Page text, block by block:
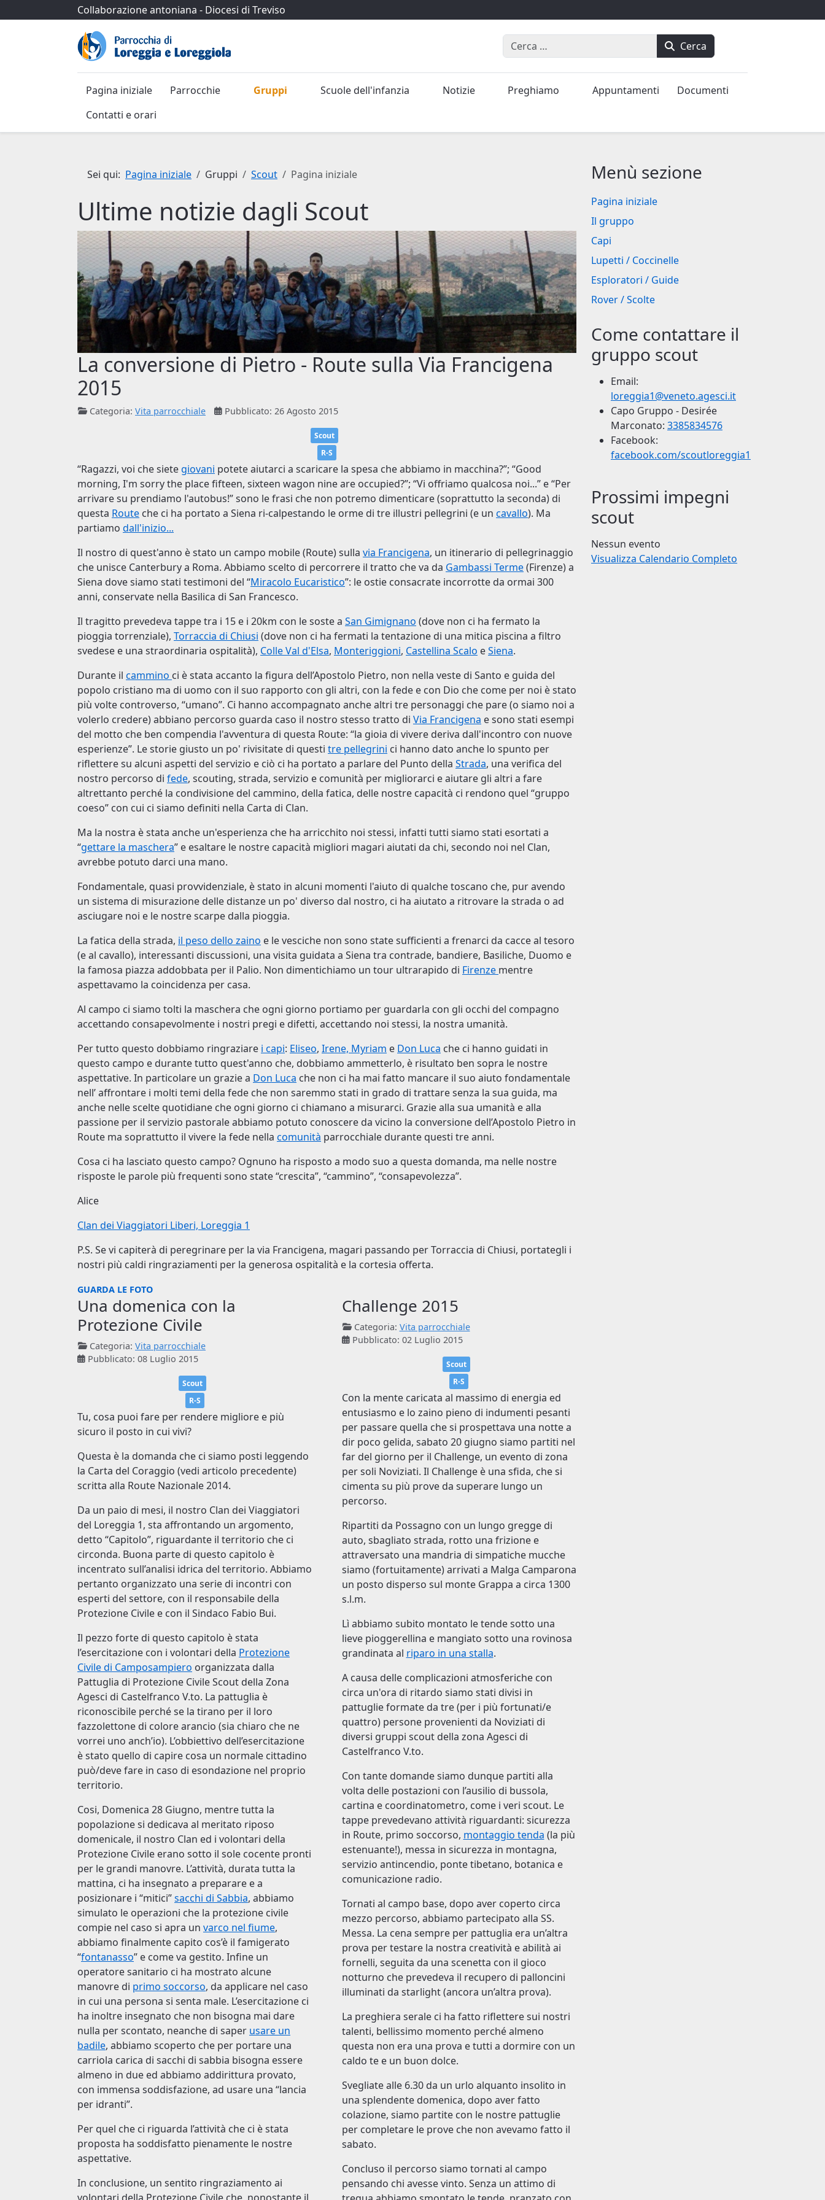
Collaborazione antoniana - Diocesi di Treviso
Cerca Cerca
Pagina iniziale Parrocchie Gruppi Scuole dell'infanzia Notizie Preghiamo Appuntamenti
Documenti
Contatti e orari
Sei qui: Pagina iniziale Gruppi Scout Pagina iniziale
Ultime notizie dagli Scout
La conversione di Pietro - Route sulla Via Francigena
2015
Categoria: Vita parrocchiale Pubblicato: 26 Agosto 2015
Scout
R-S
“Ragazzi, voi che siete giovani potete aiutarci a scaricare la spesa che abbiamo in macchina?”; “Good
morning, I'm sorry the place fifteen, sixteen wagon nine are occupied?”; “Vi offriamo qualcosa noi...” e “Per
arrivare su prendiamo l'autobus!” sono le frasi che non potremo dimenticare (soprattutto la seconda) di
questa Route che ci ha portato a Siena ri-calpestando le orme di tre illustri pellegrini (e un cavallo). Ma
partiamo dall'inizio...
Il nostro di quest'anno è stato un campo mobile (Route) sulla via Francigena, un itinerario di pellegrinaggio
che unisce Canterbury a Roma. Abbiamo scelto di percorrere il tratto che va da Gambassi Terme(Firenze) a
Siena dove siamo stati testimoni del “Miracolo Eucaristico”: le ostie consacrate incorrotte da ormai 300
anni, conservate nella Basilica di San Francesco.
Il tragitto prevedeva tappe tra i 15 e i 20km con le soste a San Gimignano (dove non ci ha fermato la
pioggia torrenziale), Torraccia di Chiusi (dove non ci ha fermati la tentazione di una mitica piscina a filtro
svedese e una straordinaria ospitalità), Colle Val d'Elsa, Monteriggioni, Castellina Scalo eSiena.
Durante il cammino ci è stata accanto la figura dell’Apostolo Pietro, non nella veste di Santo e guida del
popolo cristiano ma di uomo con il suo rapporto con gli altri, con la fede e con Dio che come per noi è stato
più volte controverso, “umano”. Ci hanno accompagnato anche altri tre personaggi che pare (o siamo noi a
volerlo credere) abbiano percorso guarda caso il nostro stesso tratto di Via Francigena e sono stati esempi
del motto che ben compendia l'avventura di questa Route: “la gioia di vivere deriva dall'incontro con nuove
esperienze”. Le storie giusto un po' rivisitate di questi tre pellegrini ci hanno dato anche lo spunto per
riflettere su alcuni aspetti del servizio e ciò ci ha portato a parlare del Punto della Strada, una verifica del
nostro percorso di fede, scouting, strada, servizio e comunità per migliorarci e aiutare gli altri a fare
altrettanto perché la condivisione del cammino, della fatica, delle nostre capacità ci rendono quel “gruppo
coeso” con cui ci siamo definiti nella Carta di Clan.
Ma la nostra è stata anche un'esperienza che ha arricchito noi stessi, infatti tutti siamo stati esortati a
“gettare la maschera” e esaltare le nostre capacità migliori magari aiutati da chi, secondo noi nel Clan,
avrebbe potuto darci una mano.
Fondamentale, quasi provvidenziale, è stato in alcuni momenti l'aiuto di qualche toscano che, pur avendo
un sistema di misurazione delle distanze un po' diverso dal nostro, ci ha aiutato a ritrovare la strada o ad
asciugare noi e le nostre scarpe dalla pioggia.
La fatica della strada, il peso dello zaino e le vesciche non sono state sufficienti a frenarci da cacce al tesoro
(e al cavallo), interessanti discussioni, una visita guidata a Siena tra contrade, bandiere, Basiliche, Duomo e
la famosa piazza addobbata per il Palio. Non dimentichiamo un tour ultrarapido di Firenze mentre
aspettavamo la coincidenza per casa.
Al campo ci siamo tolti la maschera che ogni giorno portiamo per guardarla con gli occhi del compagno
accettando consapevolmente i nostri pregi e difetti, accettando noi stessi, la nostra umanità.
Per tutto questo dobbiamo ringraziare i capi: Eliseo, Irene, Myriam e Don Luca che ci hanno guidati in
questo campo e durante tutto quest'anno che, dobbiamo ammetterlo, è risultato ben sopra le nostre
aspettative. In particolare un grazie a Don Luca che non ci ha mai fatto mancare il suo aiuto fondamentale
nell’ affrontare i molti temi della fede che non saremmo stati in grado di trattare senza la sua guida, ma
anche nelle scelte quotidiane che ogni giorno ci chiamano a misurarci. Grazie alla sua umanità e alla
passione per il servizio pastorale abbiamo potuto conoscere da vicino la conversione dell’Apostolo Pietro in
Route ma soprattutto il vivere la fede nella comunità parrocchiale durante questi tre anni.
Cosa ci ha lasciato questo campo? Ognuno ha risposto a modo suo a questa domanda, ma nelle nostre
risposte le parole più frequenti sono state “crescita”, “cammino”, “consapevolezza”.
Alice
Clan dei Viaggiatori Liberi, Loreggia 1
P.S. Se vi capiterà di peregrinare per la via Francigena, magari passando per Torraccia di Chiusi, portategli i
nostri più caldi ringraziamenti per la generosa ospitalità e la cortesia offerta.
GUARDA LE FOTO
Una domenica con la
Protezione Civile
Categoria: Vita parrocchiale
Pubblicato: 08 Luglio 2015
Scout
R-S
Tu, cosa puoi fare per rendere migliore e più
sicuro il posto in cui vivi?
Questa è la domanda che ci siamo posti leggendo
la Carta del Coraggio (vedi articolo precedente)
scritta alla Route Nazionale 2014.
Da un paio di mesi, il nostro Clan dei Viaggiatori
del Loreggia 1, sta affrontando un argomento,
detto “Capitolo”, riguardante il territorio che ci
circonda. Buona parte di questo capitolo è
incentrato sull’analisi idrica del territorio. Abbiamo
pertanto organizzato una serie di incontri con
esperti del settore, con il responsabile della
Protezione Civile e con il Sindaco Fabio Bui.
Il pezzo forte di questo capitolo è stata
l’esercitazione con i volontari della Protezione
Civile di Camposampiero organizzata dalla
Pattuglia di Protezione Civile Scout della Zona
Agesci di Castelfranco V.to. La pattuglia è
riconoscibile perché se la tirano per il loro
fazzolettone di colore arancio (sia chiaro che ne
vorrei uno anch’io). L’obbiettivo dell’esercitazione
è stato quello di capire cosa un normale cittadino
può/deve fare in caso di esondazione nel proprio
territorio.
Cosi, Domenica 28 Giugno, mentre tutta la
popolazione si dedicava al meritato riposo
domenicale, il nostro Clan ed i volontari della
Protezione Civile erano sotto il sole cocente pronti
per le grandi manovre. L’attività, durata tutta la
mattina, ci ha insegnato a preparare e a
posizionare i “mitici”sacchi di Sabbia, abbiamo
simulato le operazioni che la protezione civile
compie nel caso si apra un varco nel fiume,
abbiamo finalmente capito cos’è il famigerato
“fontanasso” e come va gestito. Infine un
operatore sanitario ci ha mostrato alcune
manovre di primo soccorso, da applicare nel caso
in cui una persona si senta male. L’esercitazione ci
ha inoltre insegnato che non bisogna mai dare
nulla per scontato, neanche di saper usare un
badile, abbiamo scoperto che per portare una
carriola carica di sacchi di sabbia bisogna essere
almeno in due ed abbiamo addirittura provato,
con immensa soddisfazione, ad usare una “lancia
per idranti”.
Per quel che ci riguarda l’attività che ci è stata
proposta ha soddisfatto pienamente le nostre
aspettative.
In conclusione, un sentito ringraziamento ai
Challenge 2015
Categoria: Vita parrocchiale
Pubblicato: 02 Luglio 2015
Scout
R-S
Con la mente caricata al massimo di energia ed
entusiasmo e lo zaino pieno di indumenti pesanti
per passare quella che si prospettava una notte a
dir poco gelida, sabato 20 giugno siamo partiti nel
far del giorno per il Challenge, un evento di zona
per soli Noviziati. Il Challenge è una sfida, che si
cimenta su più prove da superare lungo un
percorso.
Ripartiti da Possagno con un lungo gregge di
auto, sbagliato strada, rotto una frizione e
attraversato una mandria di simpatiche mucche
siamo (fortuitamente) arrivati a Malga Camparona
un posto disperso sul monte Grappa a circa 1300
s.l.m.
Lì abbiamo subito montato le tende sotto una
lieve pioggerellina e mangiato sotto una rovinosa
grandinata al riparo in una stalla.
A causa delle complicazioni atmosferiche con
circa un'ora di ritardo siamo stati divisi in
pattuglie formate da tre (per i più fortunati/e
quattro) persone provenienti da Noviziati di
diversi gruppi scout della zona Agesci di
Castelfranco V.to.
Con tante domande siamo dunque partiti alla
volta delle postazioni con l’ausilio di bussola,
cartina e coordinatometro, come i veri scout. Le
tappe prevedevano attività riguardanti: sicurezza
in Route, primo soccorso, montaggio tenda (la più
estenuante!), messa in sicurezza in montagna,
servizio antincendio, ponte tibetano, botanica e
comunicazione radio.
Tornati al campo base, dopo aver coperto circa
mezzo percorso, abbiamo partecipato alla SS.
Messa. La cena sempre per pattuglia era un’altra
prova per testare la nostra creatività e abilità ai
fornelli, seguita da una scenetta con il gioco
notturno che prevedeva il recupero di palloncini
illuminati da starlight (ancora un’altra prova).
La preghiera serale ci ha fatto riflettere sui nostri
talenti, bellissimo momento perché almeno
questa non era una prova e tutti a dormire con un
caldo te e un buon dolce.
Svegliate alle 6.30 da un urlo alquanto insolito in
una splendente domenica, dopo aver fatto
colazione, siamo partite con le nostre pattuglie
per completare le prove che non avevamo fatto il
sabato.
Concluso il percorso siamo tornati al campo
pensando chi avesse vinto. Senza un attimo di
Menù sezione
Pagina iniziale
Il gruppo
Capi
Lupetti / Coccinelle
Esploratori / Guide
Rover / Scolte
Come contattare il
gruppo scout
Email:
loreggia1@veneto.agesci.it
Capo Gruppo - Desirée
Marconato: 3385834576
Facebook:
facebook.com/scoutloreggia1
Prossimi impegni
scout
Nessun evento
Visualizza Calendario Completo